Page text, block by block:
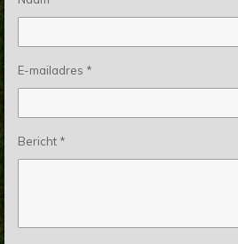
E-mailadres *
Bericht *